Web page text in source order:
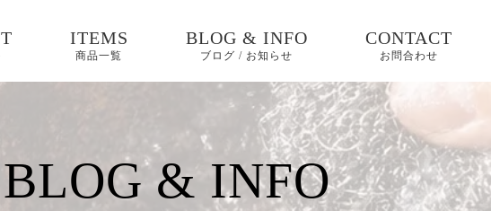
ITEMS
商品一覧
BLOG & INFO
ブログ / お知らせ
お知らせ
ブログ
ピックアップ
CONTACT
お問合わせ
BLOG & INFO